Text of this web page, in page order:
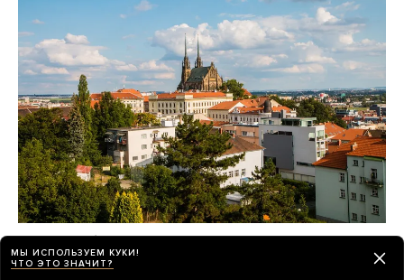
Зачем абитуриенты из постсоветских
стран едут учиться в Чехию и Словакию?
МЫ ИСПОЛЬЗУЕМ КУКИ!
ЧТО ЭТО ЗНАЧИТ?